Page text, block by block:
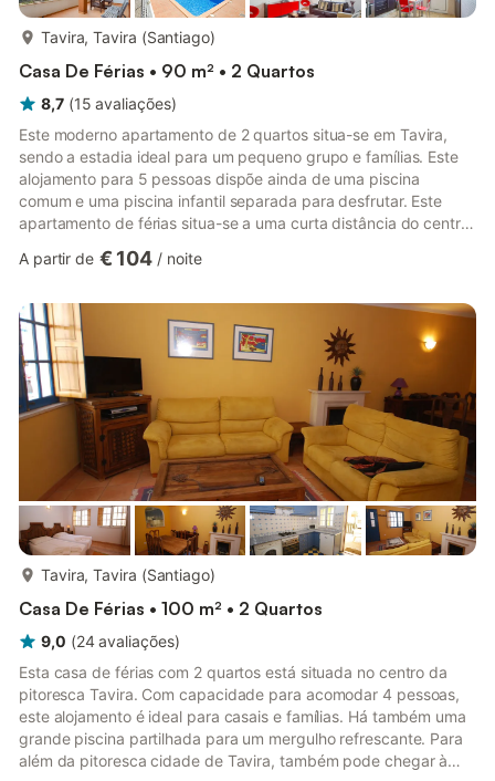
Tavira, Tavira (Santiago)
Casa De Férias • 90 m² • 2 Quartos
8,7 (15 avaliações)
Este moderno apartamento de 2 quartos situa-se em Tavira,
sendo a estadia ideal para um pequeno grupo e famílias. Este
alojamento para 5 pessoas dispõe ainda de uma piscina
comum e uma piscina infantil separada para desfrutar. Este
apartamento de férias situa-se a uma curta distância do centro
agradável pelas ruas estreitas e ao longo das margens do Rio
alcance. De Tavira, partem regularmente ferries para a Ilha de
Tavira, uma ilha encantadora de dunas em frente à costa. Es...
A partir de € 104 / noite
Tavira, Tavira (Santiago)
Casa De Férias • 100 m² • 2 Quartos
9,0 (24 avaliações)
Esta casa de férias com 2 quartos está situada no centro da
pitoresca Tavira. Com capacidade para acomodar 4 pessoas,
este alojamento é ideal para casais e famílias. Há também uma
grande piscina partilhada para um mergulho refrescante. Para
além da pitoresca cidade de Tavira, também pode chegar à